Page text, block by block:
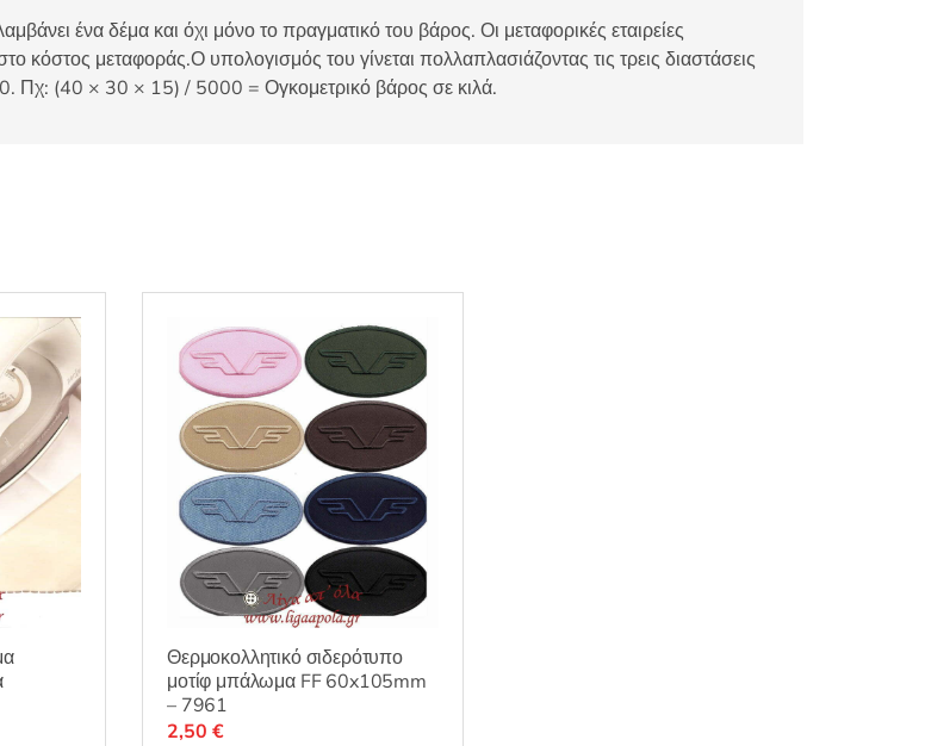
ένα δέμα και όχι μόνο το πραγματικό του βάρος. Οι μεταφορικές εταιρείες
κόστος μεταφοράς.Ο υπολογισμός του γίνεται πολλαπλασιάζοντας τις τρεις διαστάσεις
Πχ: (40 × 30 × 15) / 5000 = Ογκομετρικό βάρος σε κιλά.
Θερμοκολλητικό σιδερότυπο
μοτίφ μπάλωμα FF 60x105mm
– 7961
2,50 €